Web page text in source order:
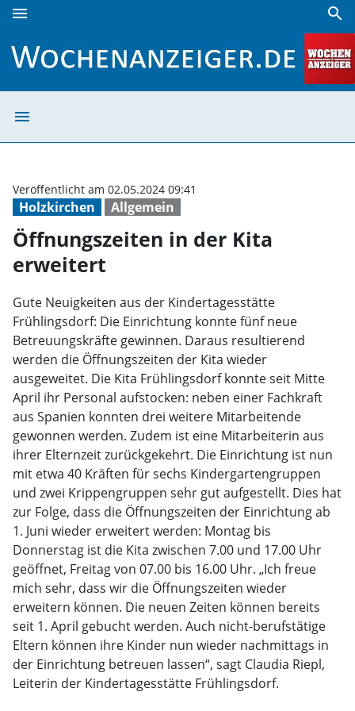
menu search
menu
Holzkirchen Allgemein
Veröffentlicht am 02.05.2024 09:41
Öffnungszeiten in der Kita
erweitert
Gute Neuigkeiten aus der Kindertagesstätte
Frühlingsdorf: Die Einrichtung konnte fünf neue
Betreuungskräfte gewinnen. Daraus resultierend
werden die Öffnungszeiten der Kita wieder
ausgeweitet. Die Kita Frühlingsdorf konnte seit Mitte
April ihr Personal aufstocken: neben einer Fachkraft
aus Spanien konnten drei weitere Mitarbeitende
gewonnen werden. Zudem ist eine Mitarbeiterin aus
ihrer Elternzeit zurückgekehrt. Die Einrichtung ist nun
mit etwa 40 Kräften für sechs Kindergartengruppen
und zwei Krippengruppen sehr gut aufgestellt. Dies hat
zur Folge, dass die Öffnungszeiten der Einrichtung ab
1. Juni wieder erweitert werden: Montag bis
Donnerstag ist die Kita zwischen 7.00 und 17.00 Uhr
geöffnet, Freitag von 07.00 bis 16.00 Uhr. „Ich freue
mich sehr, dass wir die Öffnungszeiten wieder
erweitern können. Die neuen Zeiten können bereits
seit 1. April gebucht werden. Auch nicht-berufstätige
Eltern können ihre Kinder nun wieder nachmittags in
der Einrichtung betreuen lassen“, sagt Claudia Riepl,
Leiterin der Kindertagesstätte Frühlingsdorf.